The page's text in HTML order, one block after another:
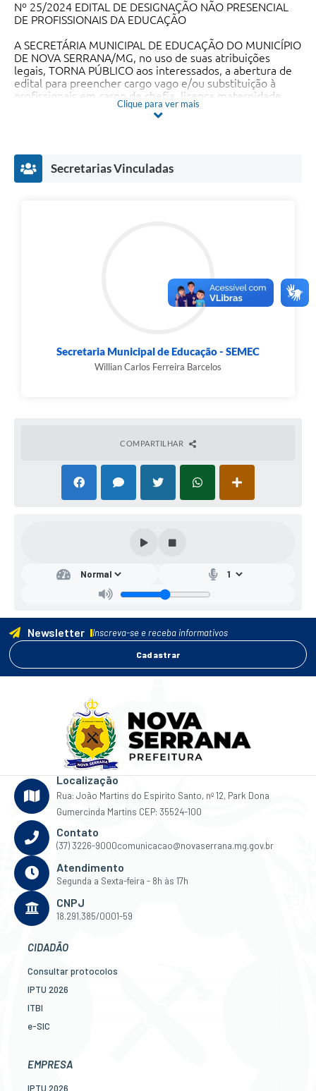
Nº 25/2024 EDITAL DE DESIGNAÇÃO NÃO PRESENCIAL
DE PROFISSIONAIS DA EDUCAÇÃO
A SECRETÁRIA MUNICIPAL DE EDUCAÇÃO DO MUNICÍPIO
DE NOVA SERRANA/MG, no uso de suas atribuições
legais, TORNA PÚBLICO aos interessados, a abertura de
edital para preencher cargo vago e/ou substituição à
profissionais em cargo de chefia, licença maternidade,
férias prêmio, licença saúde, que preencham os
requisitos da legislação vigente
Clique para ver mais
Secretarias Vinculadas
Secretaria Municipal de Educação - SEMEC
Willian Carlos Ferreira Barcelos
COMPARTILHAR
Newsletter Inscreva-se e receba informativos
Cadastrar
Localização
Rua: João Martins do Espirito Santo, nº 12, Park Dona
Gumercinda Martins CEP: 35524-100
Contato
(37) 3226-9000comunicacao@novaserrana.mg.gov.br
Atendimento
Segunda a Sexta-feira - 8h às 17h
CNPJ
18.291.385/0001-59
CIDADÃO
Consultar protocolos
IPTU 2026
ITBI
e-SIC
Legislação
EMPRESA
IPTU 2026